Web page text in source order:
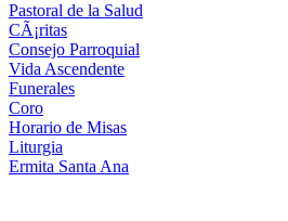
Pastoral de la Salud
CÃ¡ritas
Consejo Parroquial
Vida Ascendente
Funerales
Coro
Horario de Misas
Liturgia
Ermita Santa Ana